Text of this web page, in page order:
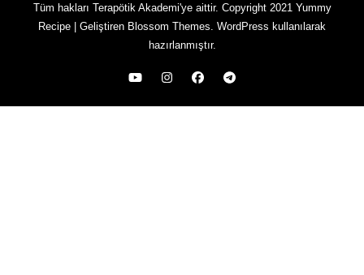
Tüm hakları Terapötik Akademi'ye aittir. Copyright 2021 Yummy
Recipe | Geliştiren Blossom Themes WordPress kullanılarak
hazırlanmıştır.